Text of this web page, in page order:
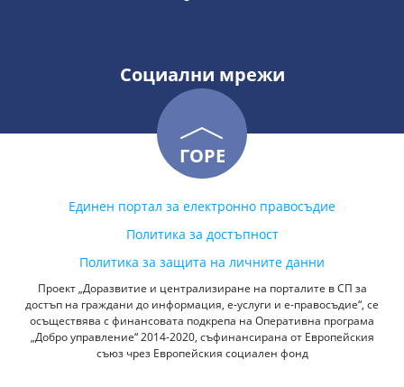
Социални мрежи
ГОРЕ
Единен портал за електронно правосъдие
Политика за достъпност
Политика за защита на личните данни
Проект „Доразвитие и централизиране на порталите в СП за
достъп на граждани до информация, е-услуги и е-правосъдие“, се
осъществява с финансовата подкрепа на Оперативна програма
„Добро управление“ 2014-2020, съфинансирана от Европейския
съюз чрез Европейския социален фонд